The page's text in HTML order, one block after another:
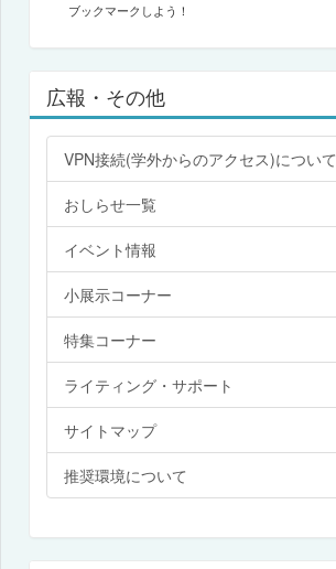
ブックマークしよう！
広報・その他
VPN接続(学外からのアクセス)について
おしらせ一覧
イベント情報
小展示コーナー
特集コーナー
ライティング・サポート
サイトマップ
推奨環境について